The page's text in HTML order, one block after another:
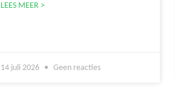
LEES MEER >
14 juli 2026 Geen reacties